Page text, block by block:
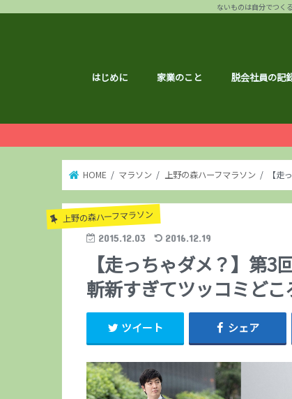
ないものは自分でつく
はじめに 家業のこと 脱会社員の記
HOME マラソン 上野の森ハーフマラソン 【走
上野の森ハーフマラソン
2015.12.03 2016.12.19
【走っちゃダメ？】第
斬新すぎてツッコミどこ
ツイート シェア